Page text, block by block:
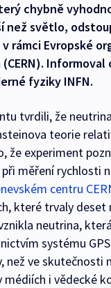
chybně
než světlo,
v rámci Evropské
fyziky INFN.
tvrdili, že
teorie
že experiment
měření rychlosti
centru
které trvaly deset
neutrina,
systému
než ve skutečnosti
médiích i vědecké